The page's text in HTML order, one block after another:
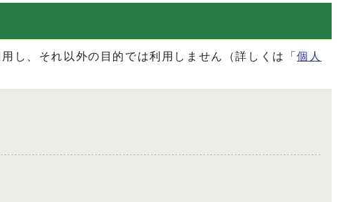
し、それ以外の目的では利用しません（詳しくは「個人